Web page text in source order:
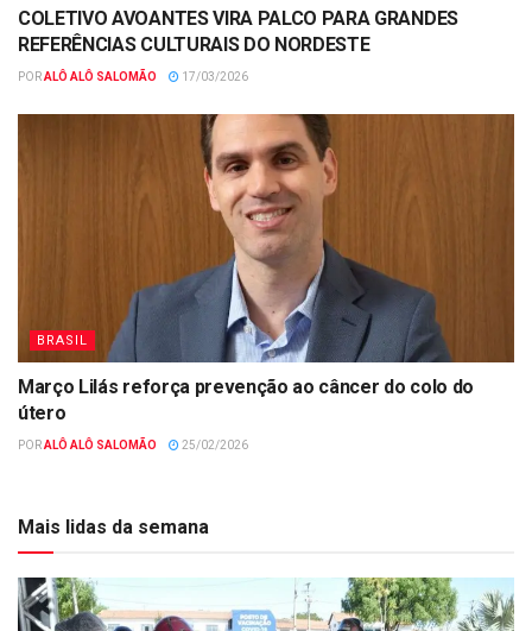
COLETIVO AVOANTES VIRA PALCO PARA GRANDES
REFERÊNCIAS CULTURAIS DO NORDESTE
PORALÔ ALÔ SALOMÃO 17/03/2026
BRASIL
Março Lilás reforça prevenção ao câncer do colo do
útero
PORALÔ ALÔ SALOMÃO 25/02/2026
Mais lidas da semana